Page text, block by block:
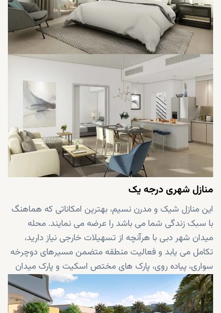
منازل شهری درجه یک
این منازل شیک و مدرن نسیم، بهترین امکاناتی که هماهنگ
با سبک زندگی شما می باشد را عرضه می نمایند. محله
میدان شهر دبی با هرآنچه از تسهیلات خارجی نیاز دارید،
تکامل می یابد و فعالیت منطقه متضمن مسیرهای دوچرخه
سواری، پیاده روی، پارک های مختص اسکیت و پارک میدان
شهر همراه با باغچه های منطقه می باشد. از مجموعه
رستوران های متعدد، کافه ها و فروشگاه های خرده فروشی
موجود در منطقه بهره مند شوید. ورزش، بدنسازی و تفریح